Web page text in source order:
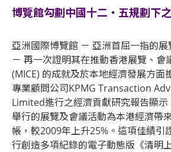
博覽館勾劃中國十二‧五規劃下
亞洲國際博覽館 － 亞洲首屈一指的
－ 再一次證明其在推動香港展覽、會
(MICE) 的成就及於本地經濟發展方面
專業顧問公司KPMG Transaction
Limited進行之經濟貢獻研究報告顯
舉行的展覽及會議活動為本港經濟帶
帳，較2009年上升25%。這項佳績引
行創造多項紀錄的電子動態版《清明